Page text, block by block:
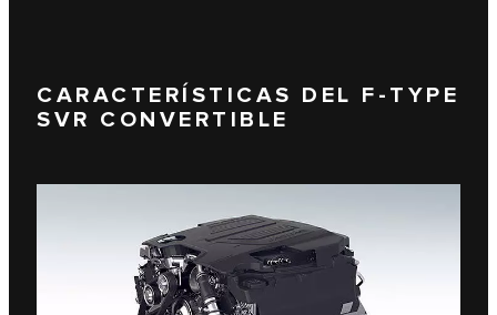
CARACTERÍSTICAS DEL F‑TYPE
SVR CONVERTIBLE